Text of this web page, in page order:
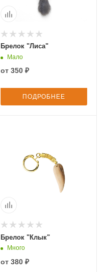
Брелок "Лиса"
Мало
от 350 ₽
ПОДРОБНЕЕ
Брелок "Клык"
Много
от 380 ₽